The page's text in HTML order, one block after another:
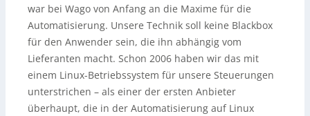
war bei Wago von Anfang an die Maxime für die
Automatisierung. Unsere Technik soll keine Blackbox
für den Anwender sein, die ihn abhängig vom
Lieferanten macht. Schon 2006 haben wir das mit
einem Linux-Betriebssystem für unsere Steuerungen
unterstrichen – als einer der ersten Anbieter
überhaupt, die in der Automatisierung auf Linux